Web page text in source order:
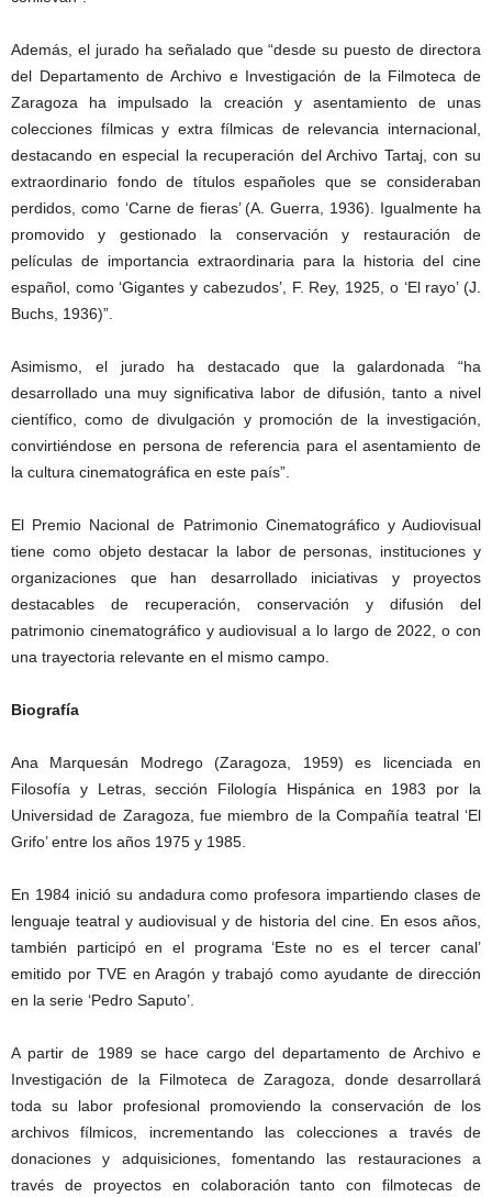
Además, el jurado ha señalado que “desde su puesto de directora
del Departamento de Archivo e Investigación de la Filmoteca de
Zaragoza ha impulsado la creación y asentamiento de unas
colecciones fílmicas y extra fílmicas de relevancia internacional,
destacando en especial la recuperación del Archivo Tartaj, con su
extraordinario fondo de títulos españoles que se consideraban
perdidos, como ‘Carne de fieras’ (A. Guerra, 1936). Igualmente ha
promovido y gestionado la conservación y restauración de
películas de importancia extraordinaria para la historia del cine
español, como ‘Gigantes y cabezudos’, F. Rey, 1925, o ‘El rayo’ (J.
Buchs, 1936)”.
Asimismo, el jurado ha destacado que la galardonada “ha
desarrollado una muy significativa labor de difusión, tanto a nivel
científico, como de divulgación y promoción de la investigación,
convirtiéndose en persona de referencia para el asentamiento de
la cultura cinematográfica en este país”.
El Premio Nacional de Patrimonio Cinematográfico y Audiovisual
tiene como objeto destacar la labor de personas, instituciones y
organizaciones que han desarrollado iniciativas y proyectos
destacables de recuperación, conservación y difusión del
patrimonio cinematográfico y audiovisual a lo largo de 2022, o con
una trayectoria relevante en el mismo campo.
Biografía
Ana Marquesán Modrego (Zaragoza, 1959) es licenciada en
Filosofía y Letras, sección Filología Hispánica en 1983 por la
Universidad de Zaragoza, fue miembro de la Compañía teatral ‘El
Grifo’ entre los años 1975 y 1985.
En 1984 inició su andadura como profesora impartiendo clases de
lenguaje teatral y audiovisual y de historia del cine. En esos años,
también participó en el programa ‘Este no es el tercer canal’
emitido por TVE en Aragón y trabajó como ayudante de dirección
en la serie ‘Pedro Saputo’.
A partir de 1989 se hace cargo del departamento de Archivo e
Investigación de la Filmoteca de Zaragoza, donde desarrollará
toda su labor profesional promoviendo la conservación de los
archivos fílmicos, incrementando las colecciones a través de
donaciones y adquisiciones, fomentando las restauraciones a
través de proyectos en colaboración tanto con filmotecas de